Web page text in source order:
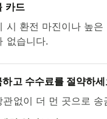
카드
시 환전 마진이나 높은
없습니다.
고 수수료를 절약하세
관없이 더 먼 곳으로 송